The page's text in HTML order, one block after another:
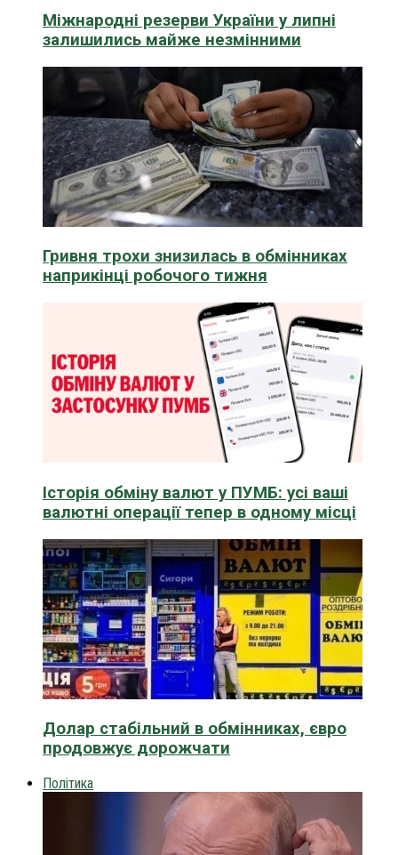
Міжнародні резерви України у липні
залишились майже незмінними
Гривня трохи знизилась в обмінниках
наприкінці робочого тижня
Історія обміну валют у ПУМБ: усі ваші
валютні операції тепер в одному місці
Долар стабільний в обмінниках, євро
продовжує дорожчати
Політика